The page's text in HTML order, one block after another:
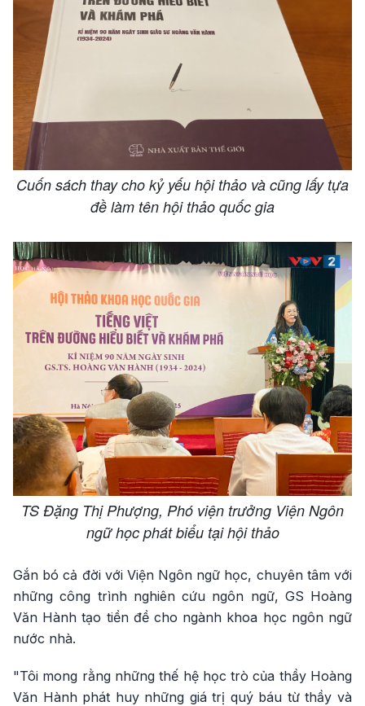
Cuốn sách thay cho kỷ yếu hội thảo và cũng lấy tựa
đề làm tên hội thảo quốc gia
TS Đặng Thị Phượng, Phó viện trưởng Viện Ngôn
ngữ học phát biểu tại hội thảo
Gắn bó cả đời với Viện Ngôn ngữ học, chuyên tâm với
những công trình nghiên cứu ngôn ngữ, GS Hoàng
Văn Hành tạo tiền đề cho ngành khoa học ngôn ngữ
nước nhà.
"Tôi mong rằng những thế hệ học trò của thầy Hoàng
Văn Hành phát huy những giá trị quý báu từ thầy và